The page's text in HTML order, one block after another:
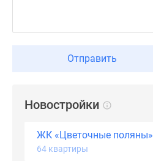
Поиск
Отправить
Новостройки
ЖК «Цветочные поляны»
64 квартиры